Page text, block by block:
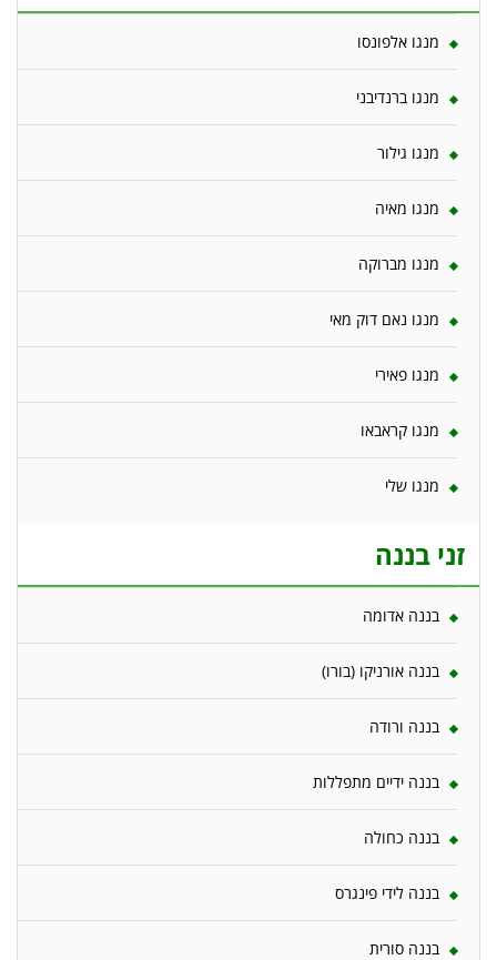
מנגו אלפונסו
מנגו ברנדיבני
מנגו גילור
מנגו מאיה
מנגו מברוקה
מנגו נאם דוק מאי
מנגו פאירי
מנגו קראבאו
מנגו שלי
זני בננה
בננה אדומה
בננה אורניקו (בורו)
בננה ורודה
בננה ידיים מתפללות
בננה כחולה
בננה לידי פינגרס
בננה סורית